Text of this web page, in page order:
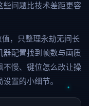
问题比技术差距更容
，只整理永劫无间长
器配置找到帧数与画质
不慢、键位怎么改让操
置的小细节。